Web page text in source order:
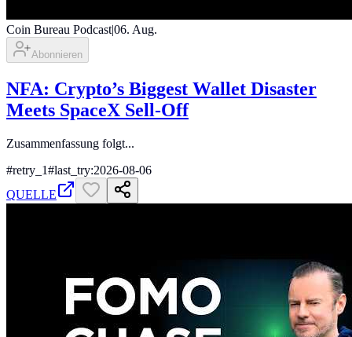
Coin Bureau Podcast|06. Aug.
Abonnieren
NFA: Crypto’s Biggest Wallet Disaster
Meets SpaceX Sell-Off
Zusammenfassung folgt...
#retry_1#last_try:2026-08-06
QUELLE